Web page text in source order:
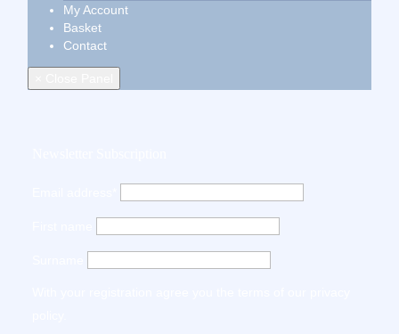
My Account
Basket
Contact